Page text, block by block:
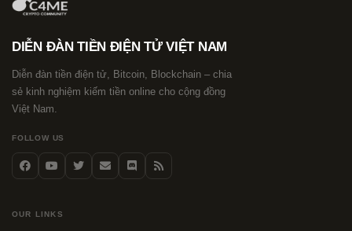
DIỄN ĐÀN TIỀN ĐIỆN TỬ VIỆT NAM
Diễn đàn tiền điện tử, Bitcoin, Blockchain – chia
sẻ kinh nghiệm kiếm tiền online cho cộng đồng
Việt Nam.
FOLLOW US
OUR LINKS